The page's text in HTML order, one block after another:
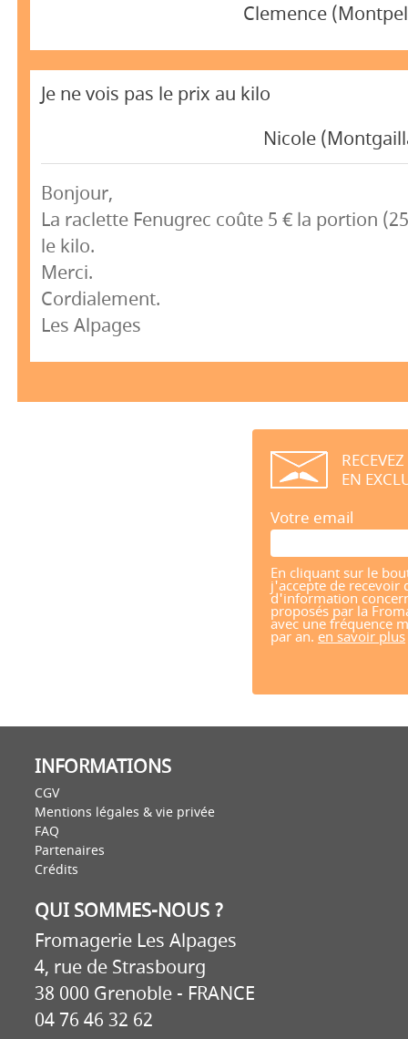
Clemence
Je ne vois pas le prix au kilo
Nicole
Bonjour,
La raclette Fenugrec coûte 5 € la portion
le kilo.
Merci.
Cordialement.
Les Alpages
EN
Votre email
En cliquant sur le
j'accepte de recevoir
d'information
proposés par la
avec une fréquence
par an. en savoir plus
INFORMATIONS
CGV
Mentions légales & vie privée
FAQ
Partenaires
Crédits
QUI SOMMES-NOUS ?
Fromagerie Les Alpages
4, rue de Strasbourg
38 000 Grenoble - FRANCE
04 76 46 32 62